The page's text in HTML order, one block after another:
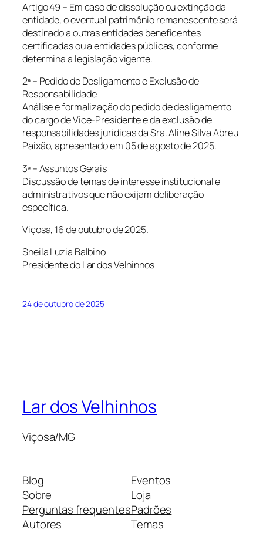
Artigo 49 – Em caso de dissolução ou extinção da
entidade, o eventual patrimônio remanescente será
destinado a outras entidades beneficentes
certificadas ou a entidades públicas, conforme
determina a legislação vigente.
2ª – Pedido de Desligamento e Exclusão de
Responsabilidade
Análise e formalização do pedido de desligamento
do cargo de Vice-Presidente e da exclusão de
responsabilidades jurídicas da Sra. Aline Silva Abreu
Paixão, apresentado em 05 de agosto de 2025.
3ª – Assuntos Gerais
Discussão de temas de interesse institucional e
administrativos que não exijam deliberação
específica.
Viçosa, 16 de outubro de 2025.
Sheila Luzia Balbino
Presidente do Lar dos Velhinhos
24 de outubro de 2025
Lar dos Velhinhos
Viçosa/MG
Blog
Sobre
Perguntas frequentes
Autores
Eventos
Loja
Padrões
Temas